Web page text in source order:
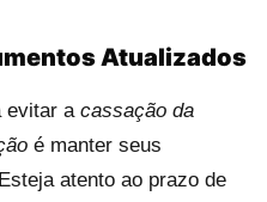
Atualizados
evitar a cassação da
é manter seus
atento ao prazo de